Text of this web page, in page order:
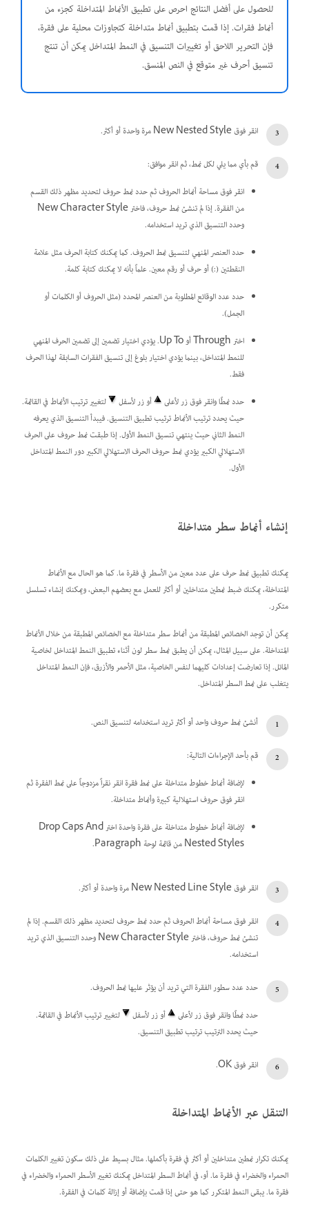
للحصول على أفضل النتائج احرص على تطبيق الأنماط المتداخلة كجزء من
أنماط فقرات. إذا قمت بتطبيق أنماط متداخلة كتجاوزات محلية على فقرة،
فإن التحرير اللاحق أو تغييرات التنسيق في النمط المتداخل يمكن أن تنتج
تنسيق أحرف غير متوقع في النص المنسق.
انقر فوق New Nested Style مرة واحدة أو أكثر.
قم بأي مما يلي لكل نمط، ثم انقر موافق:
انقر فوق مساحة أنماط الحروف ثم حدد نمط حروف لتحديد مظهر ذلك القسم
من الفقرة. إذا لم تنشئ نمط حروف، فاختر New Character Style
وحدد التنسيق الذي تريد استخدامه.
حدد العنصر المنهي لتنسيق نمط الحروف. كما يمكنك كتابة الحرف مثل علامة
النقطتين (:) أو حرف أو رقم معين. علماً بأنه لا يمكنك كتابة كلمة.
حدد عدد الوقائع المطلوبة من العنصر المحدد (مثل الحروف أو الكلمات أو
الجمل).
اختر Through أو Up To. يؤدي اختيار تضمين إلى تضمين الحرف المنهي
للنمط المتداخل، بينما يؤدي اختيار بلوغ إلى تنسيق الفقرات السابقة لهذا الحرف
فقط.
حدد نمطًا وانقر فوق زر لأعلى
أو زر لأسفل
لتغيير ترتيب الأنماط في القائمة.
حيث يحدد ترتيب الأنماط ترتيب تطبيق التنسيق. فيبدأ التنسيق الذي يعرفه
النمط الثاني حيث ينتهي تنسيق النمط الأول. إذا طبقت نمط حروف على الحرف
الاستهلالي الكبير يؤدي نمط حروف الحرف الاستهلالي الكبير دور النمط المتداخل
الأول.
إنشاء أنماط سطر متداخلة
يمكنك تطبيق نمط حرف على عدد معين من الأسطر في فقرة ما. كما هو الحال مع الأنماط
المتداخلة، يمكنك ضبط نمطين متداخلين أو أكثر للعمل مع بعضهم البعض، ويمكنك إنشاء تسلسل
متكرر.
يمكن أن توجد الخصائص المطبقة من أنماط سطر متداخلة مع الخصائص المطبقة من خلال الأنماط
المتداخلة. على سبيل المثال، يمكن أن يطبق نمط سطر لون أثناء تطبيق النمط المتداخل لخاصية
المائل. إذا تعارضت إعدادات كليهما لنفس الخاصية، مثل الأحمر والأزرق، فإن النمط المتداخل
يتغلب على نمط السطر المتداخل.
أنشئ نمط حروف واحد أو أكثر تريد استخدامه لتنسيق النص.
قم بأحد الإجراءات التالية:
لإضافة أنماط خطوط متداخلة على نمط فقرة انقر نقراً مزدوجاً على نمط الفقرة ثم
انقر فوق حروف استهلالية كبيرة وأنماط متداخلة.
لإضافة أنماط خطوط متداخلة على فقرة واحدة اختر Drop Caps And
Nested Styles من قائمة لوحة Paragraph.
انقر فوق New Nested Line Style مرة واحدة أو أكثر.
انقر فوق مساحة أنماط الحروف ثم حدد نمط حروف لتحديد مظهر ذلك القسم. إذا لم
تنشئ نمط حروف، فاختر New Character Style وحدد التنسيق الذي تريد
استخدامه.
حدد عدد سطور الفقرة التي تريد أن يؤثر عليها نمط الحروف.
حدد نمطًا وانقر فوق زر لأعلى
أو زر لأسفل
لتغيير ترتيب الأنماط في القائمة.
حيث يحدد الترتيب ترتيب تطبيق التنسيق.
انقر فوق OK.
التنقل عبر الأنماط المتداخلة
يمكنك تكرار نمطين متداخلين أو أكثر في فقرة بأكملها. مثال بسيط على ذلك سكون تغيير الكلمات
الحمراء والخضراء في فقرة ما. أو، في أنماط السطر المتداخل يمكنك تغيير الأسطر الحمراء والخضراء في
فقرة ما. يبقى النمط المتكرر كما هو حتى إذا قمت بإضافة أو إزالة كلمات في الفقرة.